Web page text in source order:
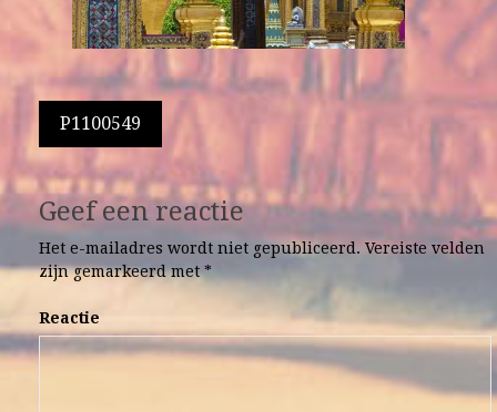
Berichtnavigatie
P1100549
Geef een reactie
Het e-mailadres wordt niet gepubliceerd. Vereiste velden
zijn gemarkeerd met*
Reactie